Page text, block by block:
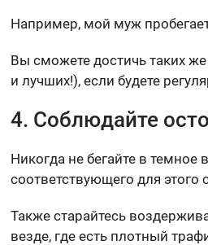
Например, мой муж
Вы сможете достичь таких
и лучших!), если будете
4. Соблюдайте
Никогда не бегайте в темное
соответствующего для этого
Также старайтесь
везде, где есть плотный